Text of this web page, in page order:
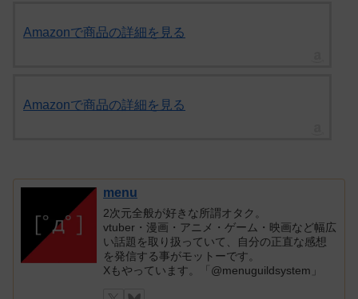
Amazonで商品の詳細を見る
Amazonで商品の詳細を見る
menu
2次元全般が好きな所謂オタク。
vtuber・漫画・アニメ・ゲーム・映画など幅広
い話題を取り扱っていて、自分の正直な感想
を発信する事がモットーです。
Xもやっています。「@menuguildsystem」